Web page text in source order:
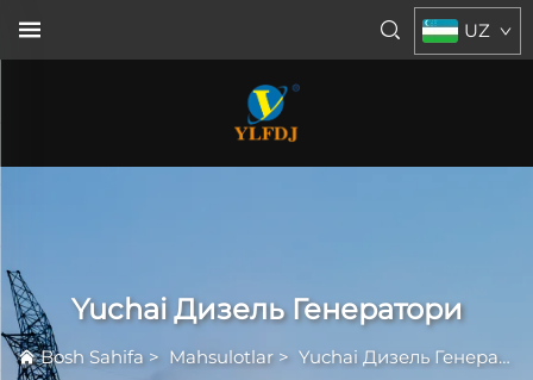
UZ
Yuchai Дизель Генератори
Bosh Sahifa> Mahsulotlar > Yuchai Дизель Генератори